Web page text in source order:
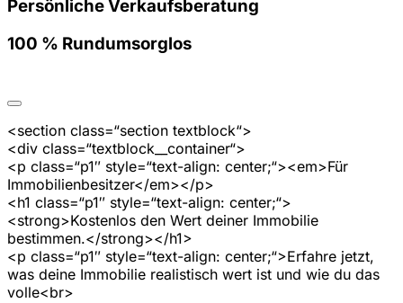
Persönliche Verkaufsberatung
100 % Rundumsorglos
<section class=“section textblock“>
<div class=“textblock__container“>
<p class=“p1″ style=“text-align: center;“><em>Für
Immobilienbesitzer</em></p>
<h1 class=“p1″ style=“text-align: center;“>
<strong>Kostenlos den Wert deiner Immobilie
bestimmen.</strong></h1>
<p class=“p1″ style=“text-align: center;“>Erfahre jetzt,
was deine Immobilie realistisch wert ist und wie du das
volle<br>